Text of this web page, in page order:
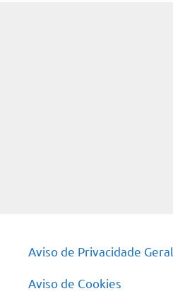
Aviso de Privacidade Geral
Aviso de Cookies